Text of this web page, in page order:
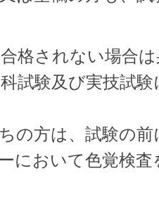
格されない場合
試験及び実技試
の方は、試験の
において色覚検